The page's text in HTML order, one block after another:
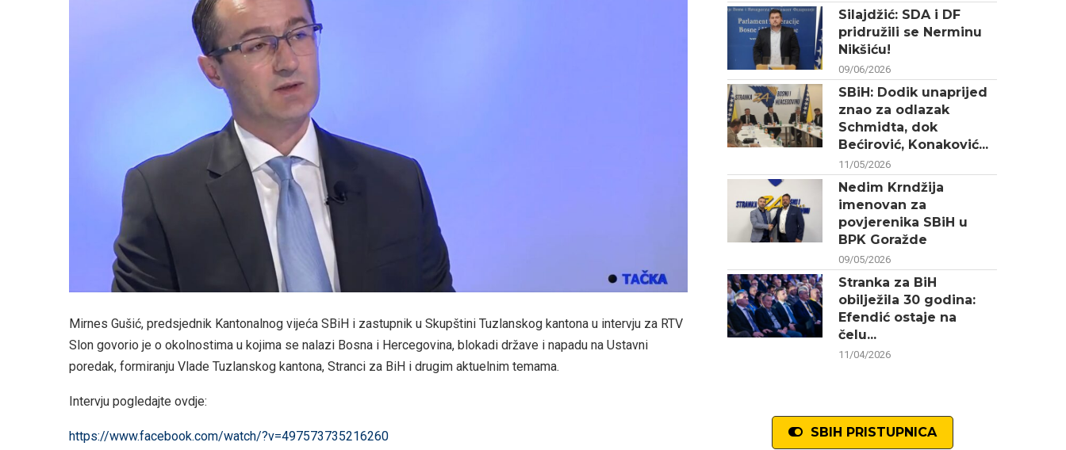
Mirnes Gušić, predsjednik Kantonalnog vijeća SBiH i zastupnik u Skupštini Tuzlanskog kantona u intervju za RTV
Slon govorio je o okolnostima u kojima se nalazi Bosna i Hercegovina, blokadi države i napadu na Ustavni
poredak, formiranju Vlade Tuzlanskog kantona, Stranci za BiH i drugim aktuelnim temama.
Intervju pogledajte ovdje:
https://www.facebook.com/watch/?v=497573735216260
Silajdžić: SDA i DF
pridružili se Nerminu
Nikšiću!
09/06/2026
SBiH: Dodik unaprijed
znao za odlazak
Schmidta, dok
Bećirović, Konaković...
11/05/2026
Nedim Krndžija
imenovan za
povjerenika SBiH u
BPK Goražde
09/05/2026
Stranka za BiH
obilježila 30 godina:
Efendić ostaje na
čelu...
11/04/2026
SBIH PRISTUPNICA